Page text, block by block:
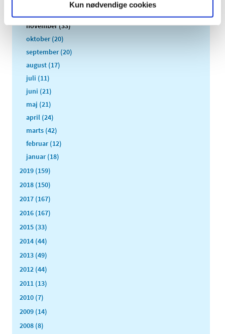
Kun nødvendige cookies
november (33)
oktober (20)
september (20)
august (17)
juli (11)
juni (21)
maj (21)
april (24)
marts (42)
februar (12)
januar (18)
2019 (159)
2018 (150)
2017 (167)
2016 (167)
2015 (33)
2014 (44)
2013 (49)
2012 (44)
2011 (13)
2010 (7)
2009 (14)
2008 (8)